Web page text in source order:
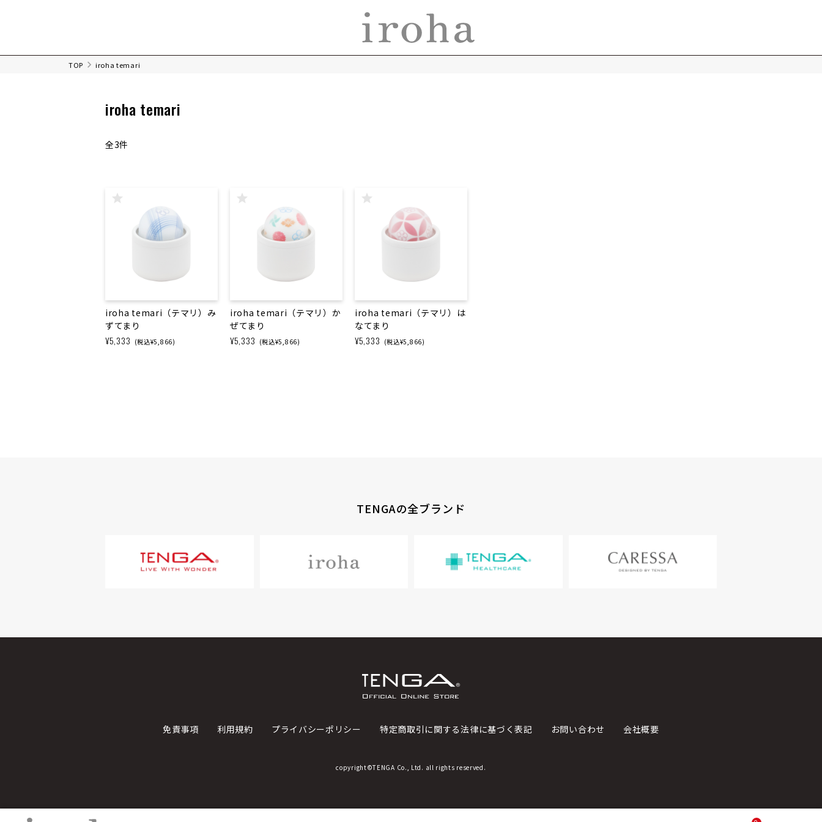
TOP iroha temari
iroha temari
全3件
iroha temari（テマリ）み
ずてまり
¥5,333 (税込¥5,866)
iroha temari（テマリ）か
ぜてまり
¥5,333 (税込¥5,866)
iroha temari（テマリ）は
なてまり
¥5,333 (税込¥5,866)
TENGAの全ブランド
免責事項 利用規約 プライバシーポリシー 特定商取引に関する法律に基づく表記 お問い合わせ 会社概要
copyright©TENGA Co., Ltd. all rights reserved.